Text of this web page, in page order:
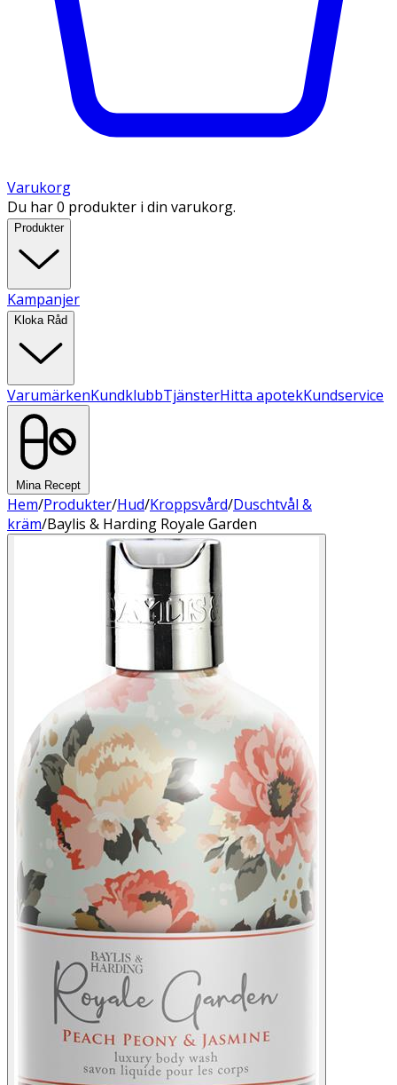
Varukorg
Du har 0 produkter i din varukorg.
Produkter
Kampanjer
Kloka Råd
VarumärkenKundklubbTjänsterHitta apotekKundservice
Mina Recept
Hem/Produkter/Hud/Kroppsvård/Duschtvål &
kräm/Baylis & Harding Royale Garden